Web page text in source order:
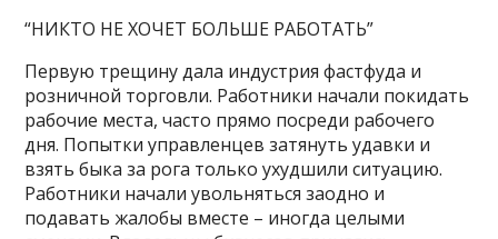
“НИКТО НЕ ХОЧЕТ БОЛЬШЕ РАБОТАТЬ”
Первую трещину дала индустрия фастфуда и
розничной торговли. Работники начали покидать
рабочие места, часто прямо посреди рабочего
дня. Попытки управленцев затянуть удавки и
взять быка за рога только ухудшили ситуацию.
Работники начали увольняться заодно и
подавать жалобы вместе – иногда целыми